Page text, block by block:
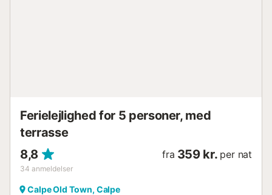
Ferielejlighed for 5 personer, med
terrasse
8,8
34 anmeldelser
fra 359 kr. per nat
Calpe Old Town, Calpe